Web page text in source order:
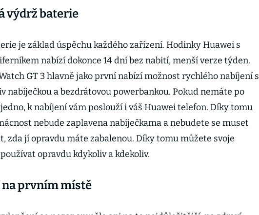
výdrž baterie
je základ úspěchu každého zařízení. Hodinky Huawei s
nabízí dokonce 14 dní bez nabití, menší verze týden.
GT 3 hlavně jako první nabízí možnost rychlého nabíjení s
nabíječkou a bezdrátovou powerbankou. Pokud nemáte po
k nabíjení vám poslouží i váš Huawei telefon. Díky tomu
nebude zaplavena nabíječkama a nebudete se muset
zda jí opravdu máte zabalenou. Díky tomu můžete svoje
opravdu kdykoliv a kdekoliv.
na prvním místě